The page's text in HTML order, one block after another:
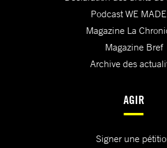
Podcast WE
Magazine La
Magazine Bref
Archive des
AGIR
Signer une